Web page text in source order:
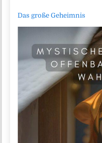
Das große Geheimnis